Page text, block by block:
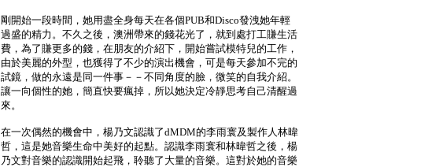
剛開始一段時間，她用盡全身每天在各個PUB和Disco發洩她年輕
過盛的精力。不久之後，澳洲帶來的錢花光了，就到處打工賺生活
費，為了賺更多的錢，在朋友的介紹下，開始嘗試模特兒的工作，
由於美麗的外型，也獲得了不少的演出機會，可是每天參加不完的
試鏡，做的永遠是同一件事－－不同角度的臉，微笑的自我介紹。
讓一向個性的她，簡直快要瘋掉，所以她決定冷靜思考自己清醒過
來。
在一次偶然的機會中，楊乃文認識了dMDM的李雨寰及製作人林暐
哲，這是她音樂生命中美好的起點。認識李雨寰和林暐哲之後，楊
乃文對音樂的認識開始起飛，聆聽了大量的音樂。這對於她的音樂